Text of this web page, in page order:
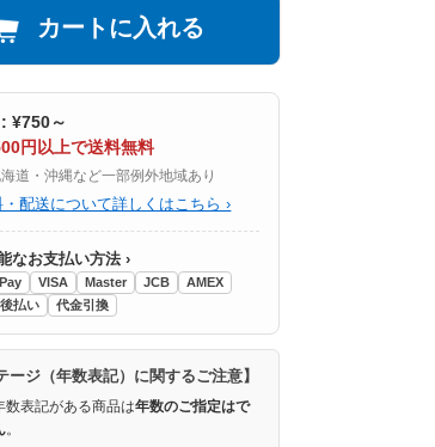
カートに入れる
¥750～
円以上で送料無料
道・沖縄など一部例外地域あり
・配送について詳しくはこちら ›
なお支払い方法 ›
VISA Master JCB
AMEX
後払い 代金引換
ージ（年数表記）に関するご注意】
数表記がある商品は年数のご指定はで
。